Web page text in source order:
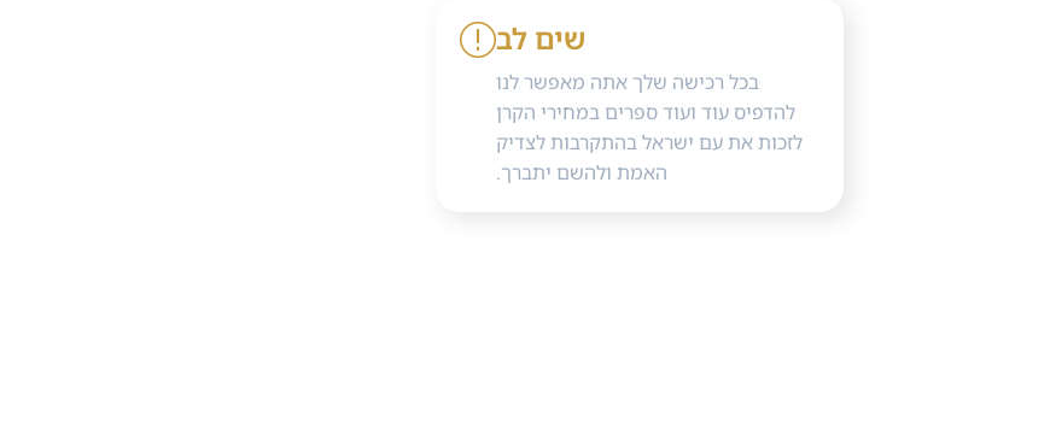
שים לב
בכל רכישה שלך אתה מאפשר לנו
להדפיס עוד ועוד ספרים במחירי הקרן
לזכות את עם ישראל בהתקרבות לצדיק
האמת ולהשם יתברך.